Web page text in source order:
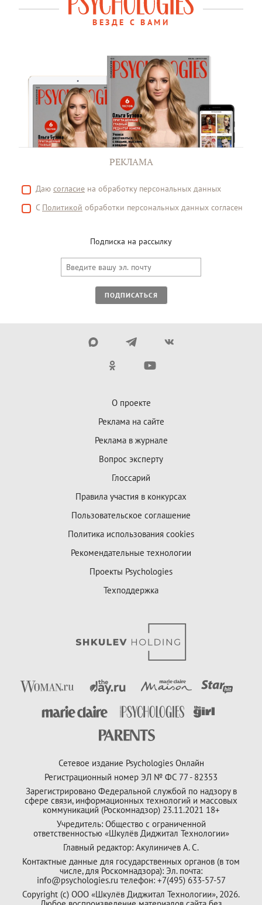
ВЕЗДЕ С ВАМИ
РЕКЛАМА
Даю согласие на обработку персональных данных
С Политикой обработки персональных данных согласен
Подписка на рассылку
ПОДПИСАТЬСЯ
О проекте
Реклама на сайте
Реклама в журнале
Вопрос эксперту
Глоссарий
Правила участия в конкурсах
Пользовательское соглашение
Политика использования cookies
Рекомендательные технологии
Проекты Psychologies
Техподдержка
Сетевое издание Psychologies Онлайн
Регистрационный номер ЭЛ № ФС 77 - 82353
Зарегистрировано Федеральной службой по надзору в
сфере связи, информационных технологий и массовых
коммуникаций (Роскомнадзор) 23.11.2021 18+
Учредитель: Общество с ограниченной
ответственностью «Шкулёв Диджитал Технологии»
Главный редактор: Акулиничев А. С.
Контактные данные для государственных органов (в том
числе, для Роскомнадзора): Эл. почта:
info@psychologies.ru телефон: +7(495) 633-57-57
Copyright (с) ООО «Шкулёв Диджитал Технологии», 2026.